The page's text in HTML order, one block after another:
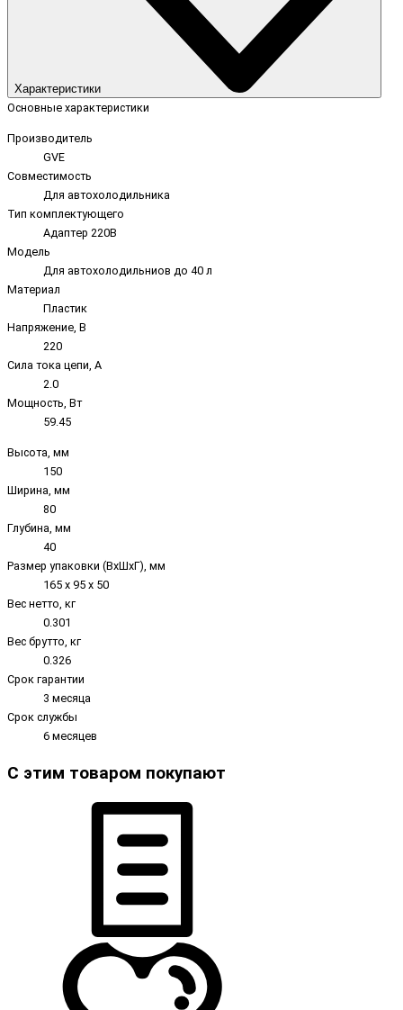
Характеристики
Основные характеристики
Производитель
GVE
Совместимость
Для автохолодильника
Тип комплектующего
Адаптер 220В
Модель
Для автохолодильниов до 40 л
Материал
Пластик
Напряжение, В
220
Сила тока цепи, А
2.0
Мощность, Вт
59.45
Высота, мм
150
Ширина, мм
80
Глубина, мм
40
Размер упаковки (ВxШxГ), мм
165 х 95 х 50
Вес нетто, кг
0.301
Вес брутто, кг
0.326
Срок гарантии
3 месяца
Срок службы
6 месяцев
С этим товаром покупают